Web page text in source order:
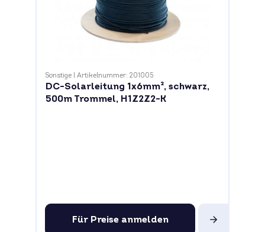
Sonstige Artikelnummer: 201005
DC-Solarleitung 1x6mm², schwarz,
500m Trommel, H1Z2Z2-K
Für Preise anmelden